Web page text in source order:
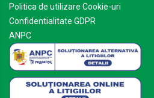
Politica de utilizare Cookie-uri
Confidentialitate GDPR
ANPC